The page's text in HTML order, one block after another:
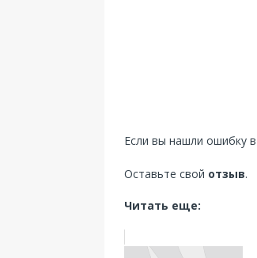
Если вы нашли ошибку
Оставьте свой отзыв.
Читать еще: